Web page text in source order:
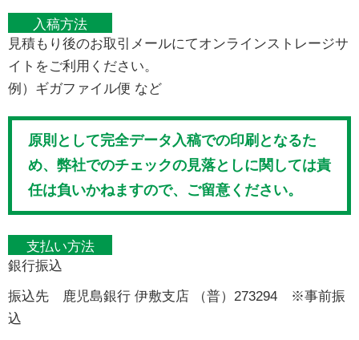
入稿方法
見積もり後のお取引メールにてオンラインストレージサ
イトをご利用ください。
例）ギガファイル便 など
原則として完全データ入稿での印刷となるた
め、弊社でのチェックの見落としに関しては責
任は負いかねますので、ご留意ください。
支払い方法
銀行振込
振込先 鹿児島銀行 伊敷支店 （普）273294 ※事前振
込